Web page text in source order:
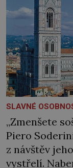
SLAVNÉ
„Zmenšete
Piero
z návštěv
vystřelí.